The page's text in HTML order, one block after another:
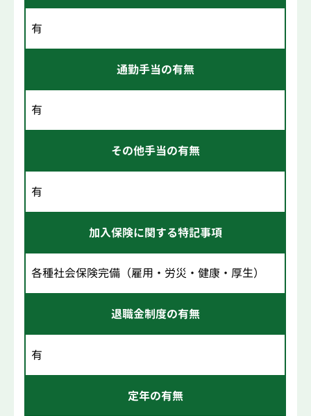
有
通勤手当の有無
有
その他手当の有無
有
加入保険に関する特記事項
各種社会保険完備（雇用・労災・健康・厚生）
退職金制度の有無
有
定年の有無